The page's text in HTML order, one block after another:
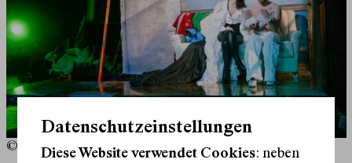
© Marcella Ruiz Cruz
Datenschutzeinstellungen
Diese Website verwendet Cookies: neben